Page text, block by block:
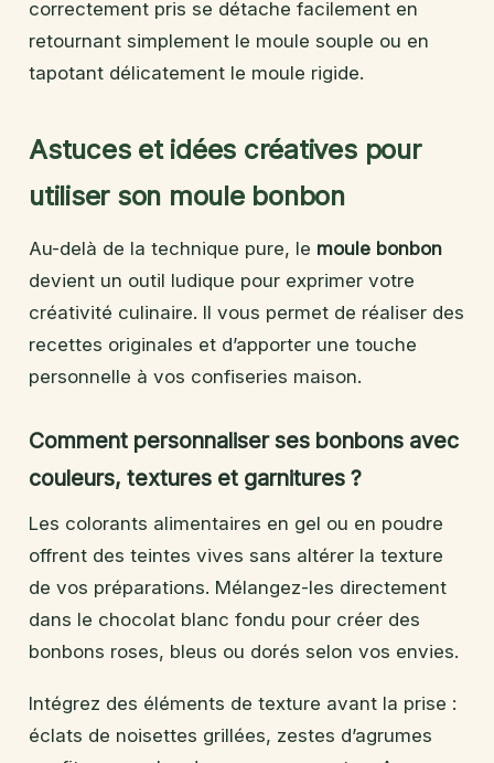
correctement pris se détache facilement en
retournant simplement le moule souple ou en
tapotant délicatement le moule rigide.
Astuces et idées créatives pour
utiliser son moule bonbon
Au-delà de la technique pure, le moule bonbon
devient un outil ludique pour exprimer votre
créativité culinaire. Il vous permet de réaliser des
recettes originales et d’apporter une touche
personnelle à vos confiseries maison.
Comment personnaliser ses bonbons avec
couleurs, textures et garnitures ?
Les colorants alimentaires en gel ou en poudre
offrent des teintes vives sans altérer la texture
de vos préparations. Mélangez-les directement
dans le chocolat blanc fondu pour créer des
bonbons roses, bleus ou dorés selon vos envies.
Intégrez des éléments de texture avant la prise :
éclats de noisettes grillées, zestes d’agrumes